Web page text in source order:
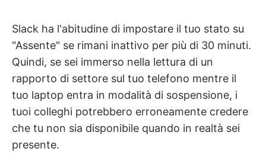
Slack ha l'abitudine di impostare il tuo stato su
"Assente" se rimani inattivo per più di 30 minuti.
Quindi, se sei immerso nella lettura di un
rapporto di settore sul tuo telefono mentre il
tuo laptop entra in modalità di sospensione, i
tuoi colleghi potrebbero erroneamente credere
che tu non sia disponibile quando in realtà sei
presente.